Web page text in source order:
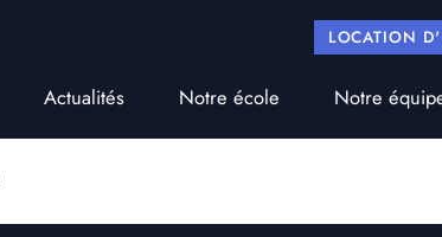
LOCATION
Actualités Notre école Notre